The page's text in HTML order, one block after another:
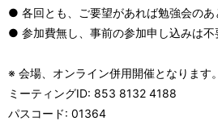
● 各回とも、ご要望があれば勉強会のあ
● 参加費無し、事前の参加申し込みは不
※ 会場、オンライン併用開催となります。
ミーティングID: 853 8132 4188
パスコード: 01364